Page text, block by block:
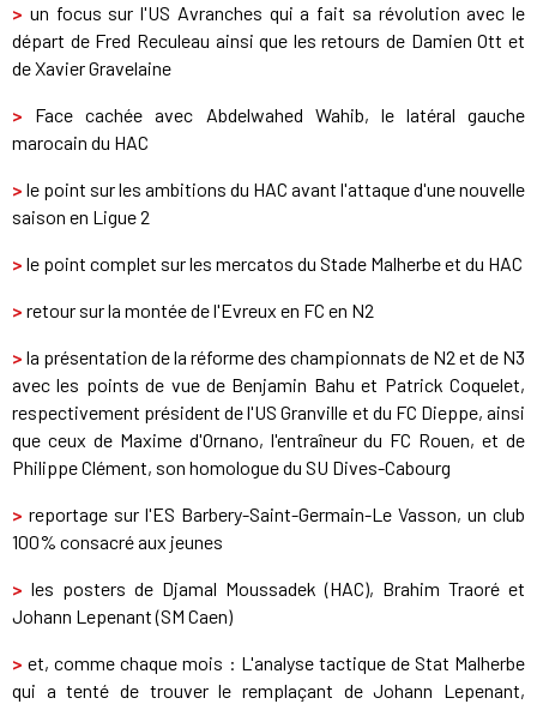
> un focus sur l'US Avranches qui a fait sa révolution avec le
départ de Fred Reculeau ainsi que les retours de Damien Ott et
de Xavier Gravelaine
> Face cachée avec Abdelwahed Wahib, le latéral gauche
marocain du HAC
> le point sur les ambitions du HAC avant l'attaque d'une nouvelle
saison en Ligue 2
> le point complet sur les mercatos du Stade Malherbe et du HAC
> retour sur la montée de l'Evreux en FC en N2
> la présentation de la réforme des championnats de N2 et de N3
avec les points de vue de Benjamin Bahu et Patrick Coquelet,
respectivement président de l'US Granville et du FC Dieppe, ainsi
que ceux de Maxime d'Ornano, l'entraîneur du FC Rouen, et de
Philippe Clément, son homologue du SU Dives-Cabourg
> reportage sur l'ES Barbery-Saint-Germain-Le Vasson, un club
100% consacré aux jeunes
> les posters de Djamal Moussadek (HAC), Brahim Traoré et
Johann Lepenant (SM Caen)
> et, comme chaque mois : L'analyse tactique de Stat Malherbe
qui a tenté de trouver le remplaçant de Johann Lepenant,